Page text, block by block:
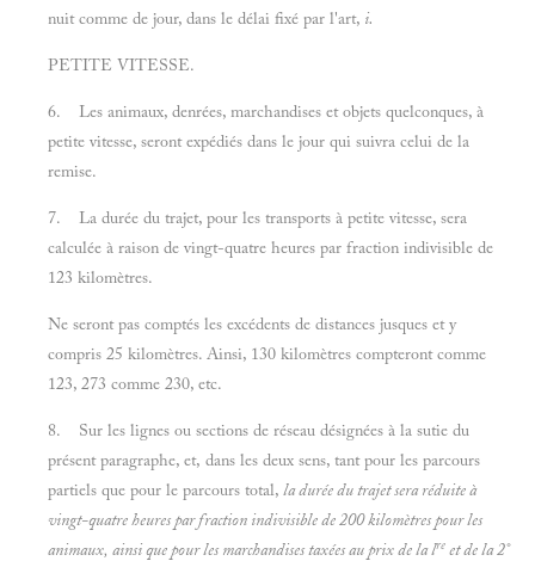
nuit comme de jour, dans le délai fixé par l'art, i.
PETITE VITESSE.
6. Les animaux, denrées, marchandises et objets quelconques, à
petite vitesse, seront expédiés dans le jour qui suivra celui de la
remise.
7. La durée du trajet, pour les transports à petite vitesse, sera
calculée à raison de vingt-quatre heures par fraction indivisible de
123 kilomètres.
Ne seront pas comptés les excédents de distances jusques et y
compris 25 kilomètres. Ainsi, 130 kilomètres compteront comme
123, 273 comme 230, etc.
8. Sur les lignes ou sections de réseau désignées à la sutie du
présent paragraphe, et, dans les deux sens, tant pour les parcours
partiels que pour le parcours total, la durée du trajet sera réduite à
vingt-quatre heures par fraction indivisible de 200kilomètres pour les
animaux, ainsi que pour les marchandises taxées au prix de la lre et de la 2°